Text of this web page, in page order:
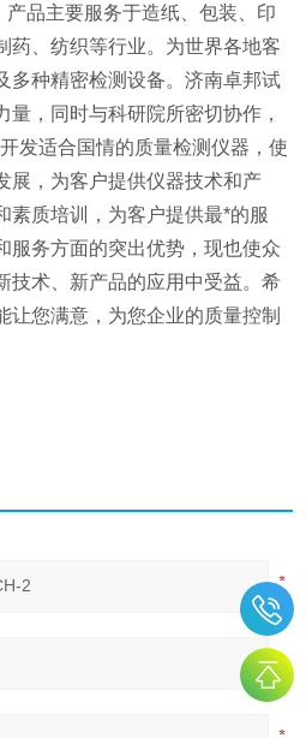
产品主要服务于造纸、包装、印
药、纺织等行业。为世界各地客
多种精密检测设备。济南卓邦试
，同时与科研院所密切协作，
发适合国情的质量检测仪器，使
展，为客户提供仪器技术和产
素质培训，为客户提供最*的服
服务方面的突出优势，现也使众
技术、新产品的应用中受益。希
让您满意，为您企业的质量控制